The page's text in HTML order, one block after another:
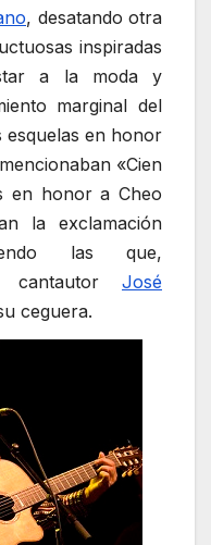
, desatando otra
inspiradas
a la moda y
marginal del
esquelas en honor
«Cien
en honor a Cheo
la exclamación
las que,
cantautor José
ceguera.